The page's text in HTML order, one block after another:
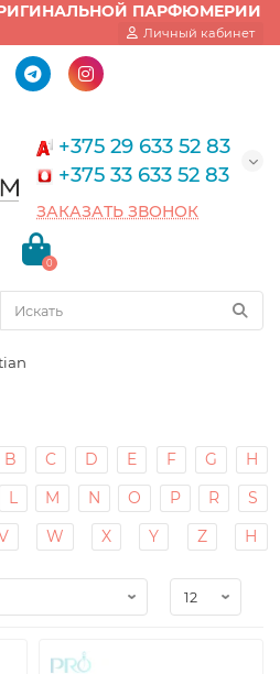
Личный кабинет
ПАРФЮМЕРИИ
+375 29 633 52 83
+375 33 633 52 83
ЗАКАЗАТЬ ЗВОНОК
0
B C D E F G
H
L M N O P R
S
W X Y Z Н